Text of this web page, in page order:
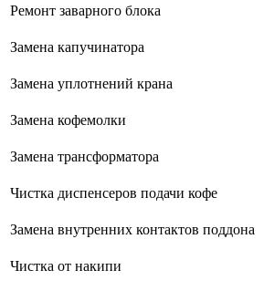
Ремонт заварного блока
Замена капучинатора
Замена уплотнений крана
Замена кофемолки
Замена трансформатора
Чистка диспенсеров подачи кофе
Замена внутренних контактов поддона
Чистка от накипи